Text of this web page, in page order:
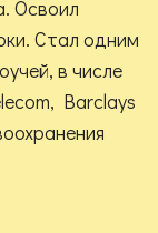
Освоил
Стал одним
в числе
Barclays